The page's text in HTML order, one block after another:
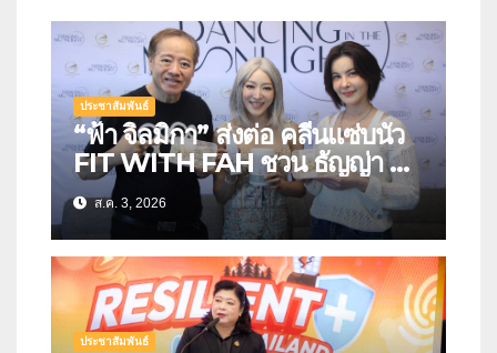
ประชาสัมพันธ์
“ฟ้า จิลมิกา” ส่งต่อ คลีนแซ่บนัว
FIT WITH FAH ชวน ธัญญ่า ลิ้ม
รสชาติอาหารคลีนสุดพรีเมียม
ส.ค. 3, 2026
ประชาสัมพันธ์